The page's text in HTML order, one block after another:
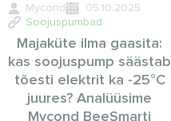
Mycond
05.10.2025
Soojuspumbad
Majaküte ilma gaasita:
kas soojuspump säästab
tõesti elektrit ka -25°C
juures? Analüüsime
Mycond BeeSmarti